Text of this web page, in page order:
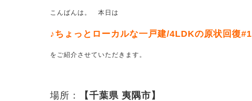
こんばんは。 本日は
♪ちょっとローカルな一戸建/4LDKの原状回復#1
をご紹介させていただきます 。
場所： 【千葉県 夷隅市】